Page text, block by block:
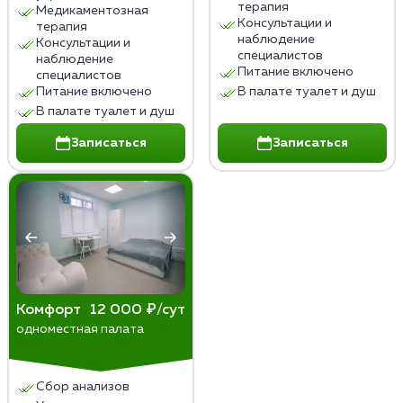
Медикаментозная
терапия
Консультации и
наблюдение
специалистов
Питание включено
В палате туалет и душ
Записаться
терапия
Консультации и
наблюдение
специалистов
Питание включено
В палате туалет и душ
Записаться
Комфорт 12 000 ₽/сут
одноместная палата
Сбор анализов